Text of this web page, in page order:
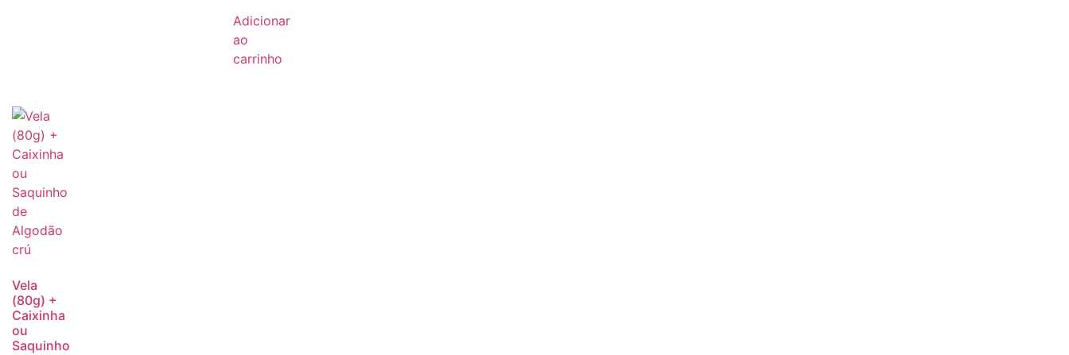
Adicionar
ao
carrinho
Vela
(80g) +
Caixinha
ou
Saquinho